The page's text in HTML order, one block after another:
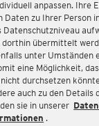
anpassen. Ihre
Daten zu Ihrer Person
dorthin übermittelt
unter Umständen
eine Möglichkeit,
durchsetzen
auch zu den Details
sie in unserer
.
Mülheim a.d.